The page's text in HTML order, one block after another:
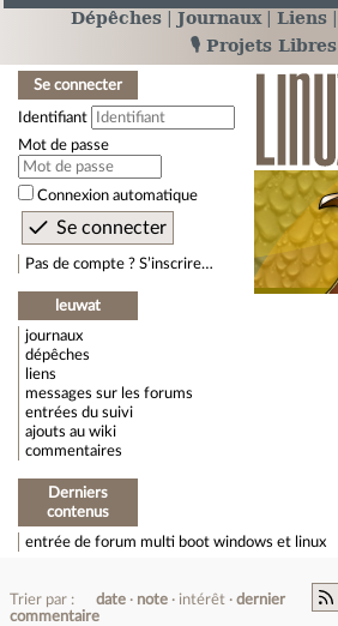
Dépêches Journaux Liens
🎙️ Projets Libres
Se connecter
Identifiant
Mot de passe
Connexion automatique
Pas de compte ? S’inscrire…
leuwat
journaux
dépêches
liens
messages sur les forums
entrées du suivi
ajouts au wiki
commentaires
Derniers
contenus
entrée de forum multi boot windows et linux
Trier par : date note intérêt
dernier
commentaire